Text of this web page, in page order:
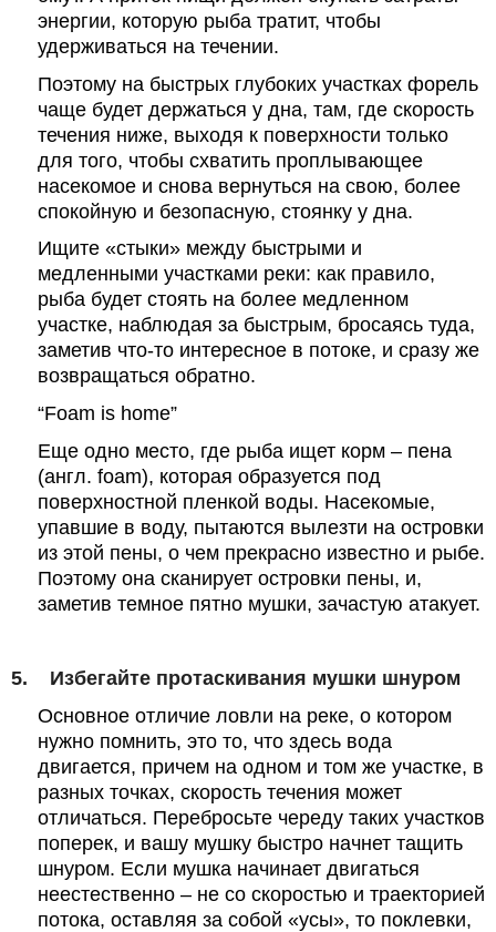
энергии, которую рыба тратит, чтобы
удерживаться на течении.
Поэтому на быстрых глубоких участках форель
чаще будет держаться у дна, там, где скорость
течения ниже, выходя к поверхности только
для того, чтобы схватить проплывающее
насекомое и снова вернуться на свою, более
спокойную и безопасную, стоянку у дна.
Ищите «стыки» между быстрыми и
медленными участками реки: как правило,
рыба будет стоять на более медленном
участке, наблюдая за быстрым, бросаясь туда,
заметив что-то интересное в потоке, и сразу же
возвращаться обратно.
“Foam is home”
Еще одно место, где рыба ищет корм – пена
(англ. foam), которая образуется под
поверхностной пленкой воды. Насекомые,
упавшие в воду, пытаются вылезти на островки
из этой пены, о чем прекрасно известно и рыбе.
Поэтому она сканирует островки пены, и,
заметив темное пятно мушки, зачастую атакует.
5.
Избегайте протаскивания мушки шнуром
Основное отличие ловли на реке, о котором
нужно помнить, это то, что здесь вода
двигается, причем на одном и том же участке, в
разных точках, скорость течения может
отличаться. Перебросьте череду таких участков
поперек, и вашу мушку быстро начнет тащить
шнуром. Если мушка начинает двигаться
неестественно – не со скоростью и траекторией
потока, оставляя за собой «усы», то поклевки,